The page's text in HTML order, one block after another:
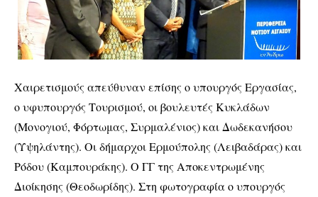
Χαιρετισμούς απεύθυναν επίσης ο υπουργός Εργασίας,
ο υφυπουργός Τουρισμού, οι βουλευτές Κυκλάδων
(Μονογιού, Φόρτωμας, Συρμαλένιος) και Δωδεκανήσου
(Υψηλάντης). Οι δήμαρχοι Ερμούπολης (Λειβαδάρας) και
Ρόδου (Καμπουράκης). Ο ΓΓ της Αποκεντρωμένης
Διοίκησης (Θεοδωρίδης). Στη φωτογραφία ο υπουργός